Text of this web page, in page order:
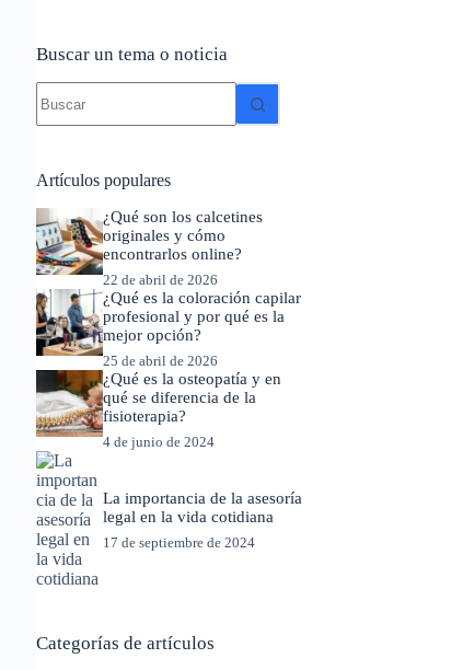
Buscar un tema o noticia
resultados
Artículos populares
¿Qué son los calcetines
originales y cómo
encontrarlos online?
22 de abril de 2026
¿Qué es la coloración capilar
profesional y por qué es la
mejor opción?
25 de abril de 2026
¿Qué es la osteopatía y en
qué se diferencia de la
fisioterapia?
4 de junio de 2024
La importancia de la asesoría
legal en la vida cotidiana
17 de septiembre de 2024
Categorías de artículos